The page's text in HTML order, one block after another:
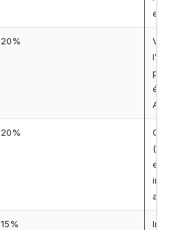
20%
20%
15%